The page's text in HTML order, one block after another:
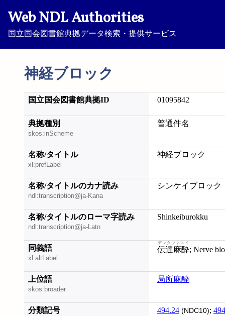
Web NDL Authorities
国立国会図書館典拠データ検索・提供サービス
神経ブロック
国立国会図書館典拠ID 01095842
典拠種別
skos:inScheme
普通件名
名称/タイトル
xl:prefLabel
神経ブロック
名称/タイトルのカナ読み
ndl:transcription@ja-Kana
シンケイブロック
名称/タイトルのローマ字読み
ndl:transcription@ja-Latn
Shinkeiburokku
同義語
xl:altLabel
伝達麻酔
デンタツマスイ
; Nerve
上位語
skos:broader
局所麻酔
分類記号 494.24 (NDC10);